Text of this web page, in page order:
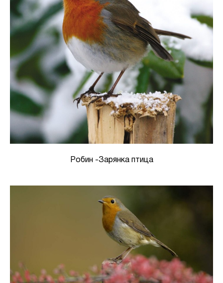
Робин -Зарянка птица